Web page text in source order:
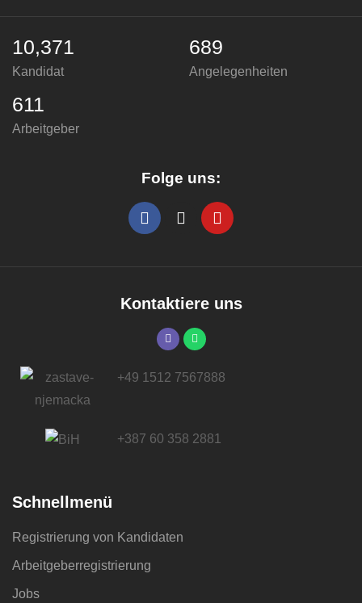
10,371
Kandidat
689
Angelegenheiten
611
Arbeitgeber
Folge uns:
Kontaktiere uns
+49 1512 7567888
+387 60 358 2881
Schnellmenü
Registrierung von Kandidaten
Arbeitgeberregistrierung
Jobs